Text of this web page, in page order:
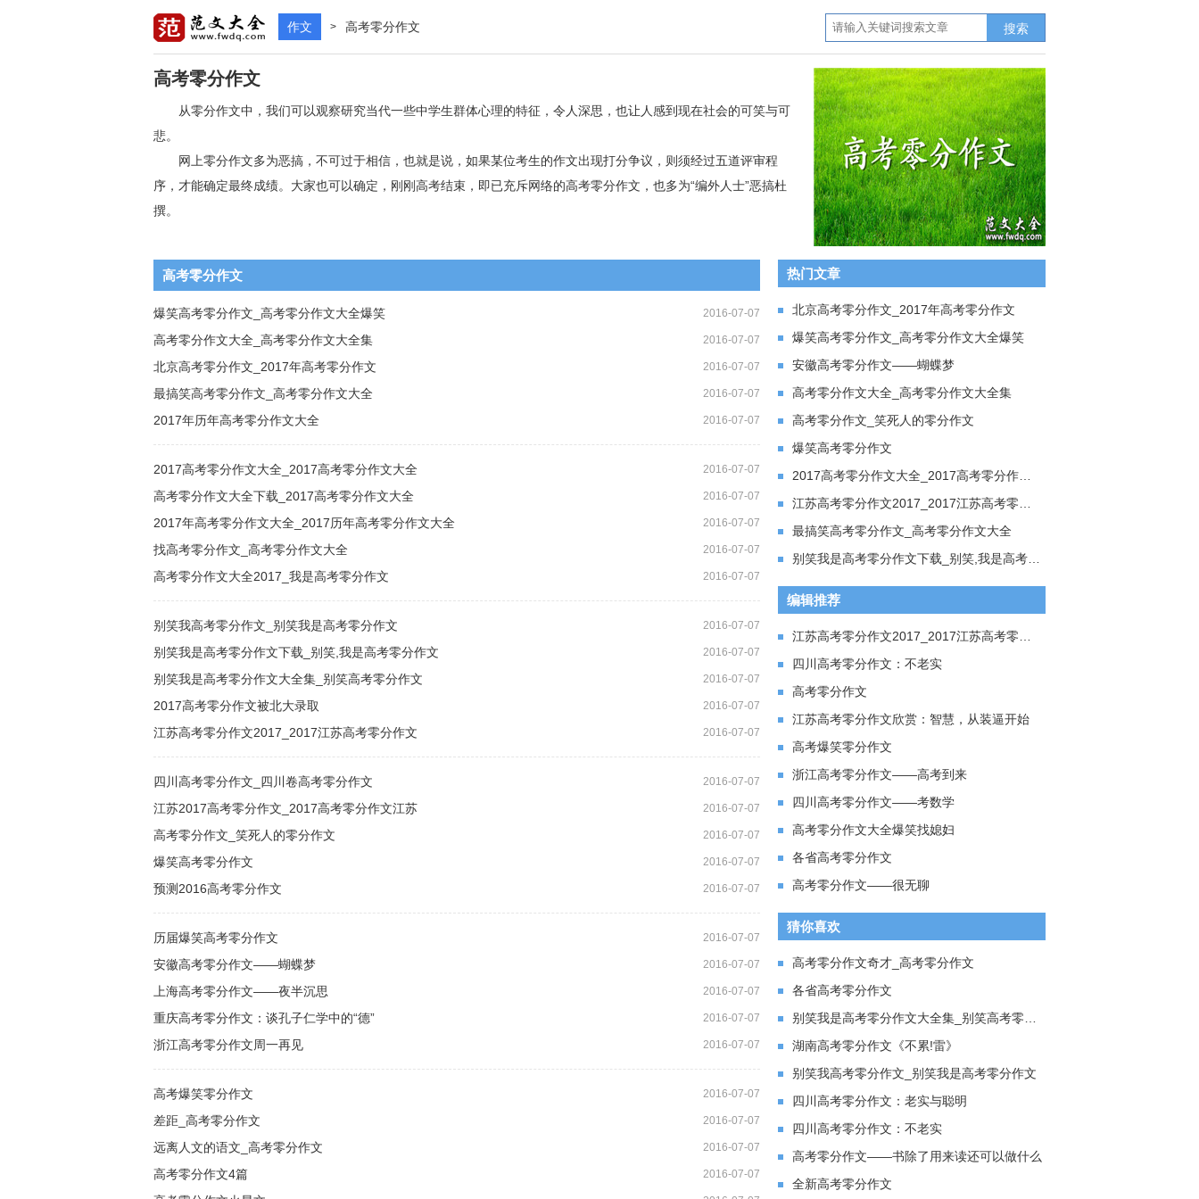
作文 > 高考零分作文 搜索
高考零分作文
从零分作文中，我们可以观察研究当代一些中学生群体心理的特征，令人深思，也让人感到现在社会的可笑与可
悲。
网上零分作文多为恶搞，不可过于相信，也就是说，如果某位考生的作文出现打分争议，则须经过五道评审程
序，才能确定最终成绩。大家也可以确定，刚刚高考结束，即已充斥网络的高考零分作文，也多为“编外人士”恶搞杜
撰。
高考零分作文
爆笑高考零分作文_高考零分作文大全爆笑 2016-07-07
高考零分作文大全_高考零分作文大全集 2016-07-07
北京高考零分作文_2017年高考零分作文 2016-07-07
最搞笑高考零分作文_高考零分作文大全 2016-07-07
2017年历年高考零分作文大全 2016-07-07
2017高考零分作文大全_2017高考零分作文大全 2016-07-07
高考零分作文大全下载_2017高考零分作文大全 2016-07-07
2017年高考零分作文大全_2017历年高考零分作文大全 2016-07-07
找高考零分作文_高考零分作文大全 2016-07-07
高考零分作文大全2017_我是高考零分作文 2016-07-07
别笑我高考零分作文_别笑我是高考零分作文 2016-07-07
别笑我是高考零分作文下载_别笑,我是高考零分作文 2016-07-07
别笑我是高考零分作文大全集_别笑高考零分作文 2016-07-07
2017高考零分作文被北大录取 2016-07-07
江苏高考零分作文2017_2017江苏高考零分作文 2016-07-07
四川高考零分作文_四川卷高考零分作文 2016-07-07
江苏2017高考零分作文_2017高考零分作文江苏 2016-07-07
高考零分作文_笑死人的零分作文 2016-07-07
爆笑高考零分作文 2016-07-07
预测2016高考零分作文 2016-07-07
历届爆笑高考零分作文 2016-07-07
安徽高考零分作文——蝴蝶梦 2016-07-07
上海高考零分作文——夜半沉思 2016-07-07
重庆高考零分作文：谈孔子仁学中的“德” 2016-07-07
浙江高考零分作文周一再见 2016-07-07
高考爆笑零分作文 2016-07-07
差距_高考零分作文 2016-07-07
远离人文的语文_高考零分作文 2016-07-07
高考零分作文4篇 2016-07-07
热门文章
北京高考零分作文_2017年高考零分作文
爆笑高考零分作文_高考零分作文大全爆笑
安徽高考零分作文——蝴蝶梦
高考零分作文大全_高考零分作文大全集
高考零分作文_笑死人的零分作文
爆笑高考零分作文
最搞笑高考零分作文_高考零分作文大全
编辑推荐
四川高考零分作文：不老实
高考零分作文
江苏高考零分作文欣赏：智慧，从装逼开始
高考爆笑零分作文
浙江高考零分作文——高考到来
四川高考零分作文——考数学
高考零分作文大全爆笑找媳妇
各省高考零分作文
高考零分作文——很无聊
猜你喜欢
高考零分作文奇才_高考零分作文
各省高考零分作文
湖南高考零分作文《不累!雷》
别笑我高考零分作文_别笑我是高考零分作文
四川高考零分作文：老实与聪明
四川高考零分作文：不老实
高考零分作文——书除了用来读还可以做什么
全新高考零分作文